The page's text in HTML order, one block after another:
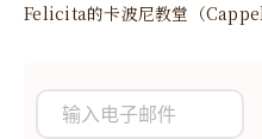
Felicita的卡波尼教堂（